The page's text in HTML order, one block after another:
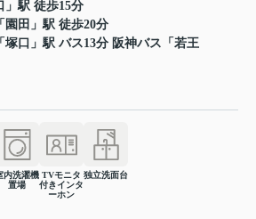
」駅 徒歩15分
「 園田 」駅 徒歩20分
「 塚口 」駅 バス13分 阪神バス「若王
内洗濯機
置場
TVモニタ
付きインタ
ーホン
独立洗面台